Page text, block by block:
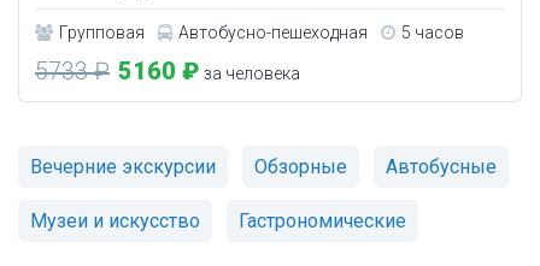
Групповая Автобусно-пешеходная 5 часов
5733 ₽ 5160 ₽ за человека
Вечерние экскурсии Обзорные Автобусные
Музеи и искусство Гастрономические